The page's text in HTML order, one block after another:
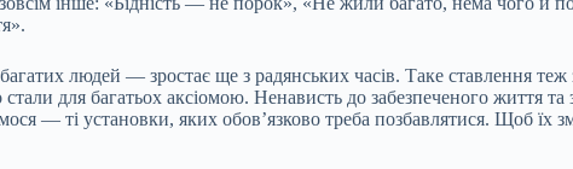
людей — зростає ще з радянських часів. Таке ставлення
для багатьох аксіомою. Ненависть до забезпеченого життя
— ті установки, яких обов’язково треба позбавлятися. Щоб